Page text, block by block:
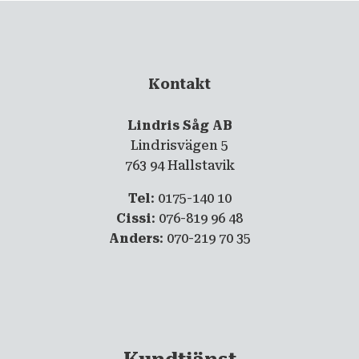
Kontakt
Lindris Såg AB
Lindrisvägen 5
763 94 Hallstavik
Tel: 0175-140 10
Cissi: 076-819 96 48
Anders: 070-219 70 35